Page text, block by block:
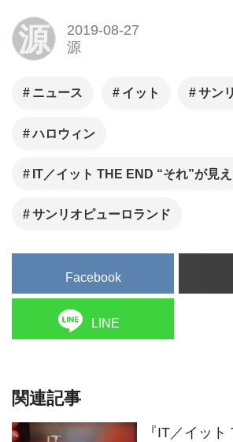
源
2019-08-27
源
ニュース イット サン
ハロウィン
IT／イット THE END “それ”が見え
サンリオピューロランド
Facebook
LINE
関連記事
『IT／イッ